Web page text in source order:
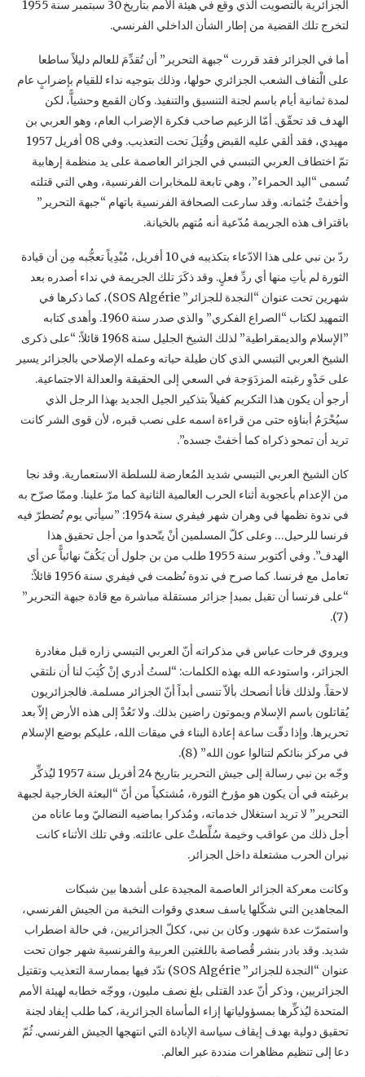
‏الجزائرية بالتصويت الذي وقع في هيئة الأمم بتاريخ 30 سبتمبر سنة 1955
لتخرج تلك القضية من ‏إطار الشأن الداخلي الفرنسي. ‏
أما في الجزائر فقد قررت “جبهة التحرير” أن تُقدِّمَ للعالم دليلاً ساطعا
على الْتفاف الشعب الجزائري ‏حولها، وذلك بتوجيه نداء للقيام بإضرابٍ عام
لمدة ثمانية أيام باسم لجنة التنسيق والتنفيذ. وكان القمع ‏وحشياًّ، لكن
الهدف قد تحقّق. أمّا الزعيم صاحب فكرة الإضراب العام، وهو العربي بن
مهيدي، فقد ألقي ‏عليه القبض وقُتِلَ تحت التعذيب. وفي 08 أفريل 1957
تمّ اختطاف العربي التبسي في الجزائر ‏العاصمة على يد منظمة إرهابية
تُسمى “اليد الحمراء”، وهي تابعة للمخابرات الفرنسية، وهي التي قتلته
‏وأخفتْ جُثمانه. وقد سارعت الصحافة الفرنسية باتهام “جبهة التحرير”
باقتراف هذه الجريمة مُدّعية أنه ‏مُتهم بالخيانة.‏
ردّ بن نبي على هذا الادّعاء بتكذيبه في 10 أفريل، مُبْدِياً تعجُّبه مِن أن قيادة
الثورة لم يأتِ منها أي ردِّ ‏فعلٍ. وقد ذكَرَ تلك الجريمة في نداء أصدره بعد
شهرين تحت عنوان “النجدة للجزائر” ‏SOS ‎Algérie‏)، كما ذكرها في
التمهيد لكتاب “الصراع الفكري” والذي صدر سنة 1960. وأهدى كتابه
‏‏”الإسلام والديمقراطية” لذلك الشيخ الجليل سنة 1968 قائلاً: “على ذكرى
الشيخ العربي التبسي الذي ‏كان طيلة حياته وعمله الإصلاحي بالجزائر يسير
على حَدْوِ رغبته المزدَوَجة في السعي إلى الحقيقة ‏والعدالة الاجتماعية.
أرجو أن يكون هذا التكريم كفيلاً بتذكير الجيل الجديد بهذا الرجل الذي
سيُحْرَمُ ‏أبناؤه حتى من قراءة اسمه على نصب قبره، لأن قوى الشر كانت
تريد أن تمحو ذكراه كما أخفتْ ‏جسده”. ‏
كان الشيخ العربي التبسي شديد المُعارضة للسلطة الاستعمارية. وقد نجا
من الإعدام بأعجوبة أثناء ‏الحرب العالمية الثانية كما مرّ علينا. وممّا صرّح به
في ندوة نظمها في وهران شهر فيفري سنة 1954: ‏‏”سيأتي يوم تُضطرّ فيه
فرنسا للرحيل… وعلى كلّ المسلمين أنْ يتّحدوا من أجل تحقيق هذا
الهدف”. ‏وفي أكتوبر سنة 1955 طلب من بن جلول أن يَكُفّ نهائياًّ عن أي
تعامل مع فرنسا. كما صرح في ندوة ‏نُظمت في فيفري سنة 1956 قائلاً:
“على فرنسا أن تقبل بمبدإ جزائر مستقلة مباشرة مع قادة جبهة ‏التحرير”
(7).‏
ويروي فرحات عباس في مذكراته أنّ العربي التبسي زاره قبل مغادرة
الجزائر، واستودعه الله بهذه ‏الكلمات: “لستُ أدري إنْ كُتِبَ لنا أن نلتقي
لاحقاً. ولذلك فأنا أنصحك بألاّ تنسى أبداً أنّ الجزائر مسلمة. ‏فالجزائريون
يُقاتلون باسم الإسلام ويموتون راضين بذلك. ولا تَعُدْ إلى هذه الأرض إلاّ بعد
تحريرها. ‏وإذا دقّت ساعة إعادة البناء في ميقات الله، عليكم بوضع الإسلام
في مركز بنائكم لتنالوا عون الله” (8).‏
وجّه بن نبي رسالة إلى جيش التحرير بتاريخ 24 أفريل سنة 1957 ليُذكِّر
برغبته في أن يكون هو ‏مؤرخ الثورة، مُشتكياً من أنّ “البعثة الخارجية لجبهة
التحرير” لا تريد استغلال خدماته، ومُذكرا ‏بماضيه النضاليّ وما عاناه من
أجل ذلك من عواقب وخيمة سُلِّطتْ على عائلته. وفي تلك الأثناء كانت
‏نيران الحرب مشتعلة داخل الجزائر.‏
وكانت معركة الجزائر العاصمة المجيدة على أشدها بين شبكات
المجاهدين التي شكّلها ياسف سعدي ‏وقوات النخبة من الجيش الفرنسي،
واستمرّت عدة شهور. وكان بن نبي، ككلّ الجزائريين، في حالة ‏اضطراب
شديد. وقد بادر بنشر قُصاصة باللغتين العربية والفرنسية شهر جوان تحت
عنوان “النجدة ‏للجزائر” ‏SOS Algérie‏) ندّد فيها بممارسة التعذيب وتقتيل
الجزائريين، وذكر أنّ عدد القتلى بلغ ‏نصف مليون، ووجّه خطابه لهيئة الأمم
المتحدة ليُذكِّرها بمسؤولياتها إزاء المأساة الجزائرية، كما طلب ‏إيفاد لجنة
تحقيق دولية بهدف إيقاف سياسة الإبادة التي انتهجها الجيش الفرنسي. ثُمّ
دعا إلى تنظيم ‏مظاهرات منددة عبر العالم. ‏